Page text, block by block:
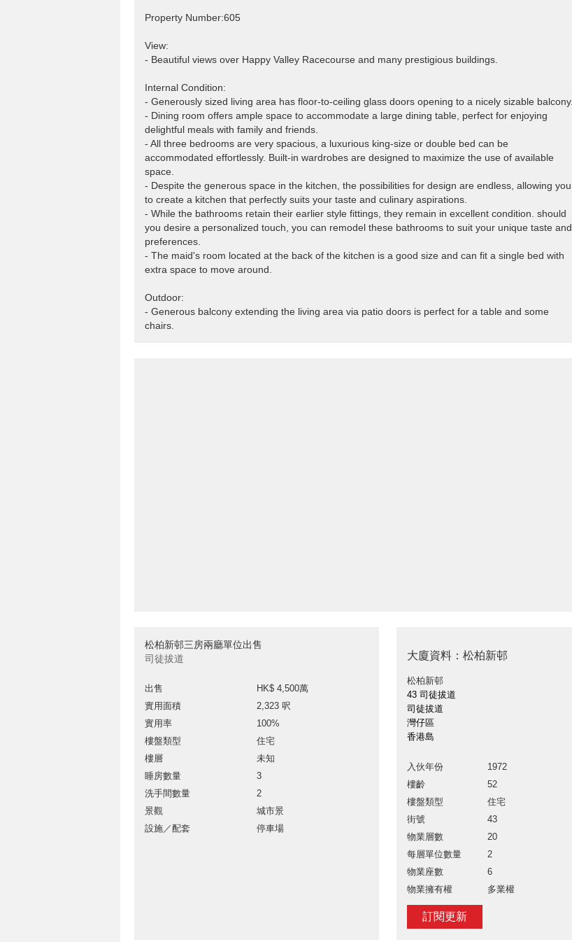
Property Number:605
View:
- Beautiful views over Happy Valley Racecourse and many prestigious buildings.
Internal Condition:
- Generously sized living area has floor-to-ceiling glass doors opening to a nicely sizable balcony.
- Dining room offers ample space to accommodate a large dining table, perfect for enjoying
delightful meals with family and friends.
- All three bedrooms are very spacious, a luxurious king-size or double bed can be
accommodated effortlessly. Built-in wardrobes are designed to maximize the use of available
space.
- Despite the generous space in the kitchen, the possibilities for design are endless, allowing you
to create a kitchen that perfectly suits your taste and culinary aspirations.
- While the bathrooms retain their earlier style fittings, they remain in excellent condition. should
you desire a personalized touch, you can remodel these bathrooms to suit your unique taste and
preferences.
- The maid's room located at the back of the kitchen is a good size and can fit a single bed with
extra space to move around.
Outdoor:
- Generous balcony extending the living area via patio doors is perfect for a table and some
chairs.
松柏新邨三房兩廳單位出售
司徒拔道
出售
HK$ 4,500萬
實用面積
2,323 呎
實用率
100%
樓盤類型
住宅
樓層
未知
睡房數量
3
洗手間數量
2
景觀
城市景
設施／配套
停車場
大廈資料：松柏新邨
松柏新邨
43 司徒拔道
司徒拔道
灣仔區
香港島
入伙年份
1972
樓齡
52
樓盤類型
住宅
街號
43
物業層數
20
每層單位數量
2
物業座數
6
物業擁有權
多業權
訂閱更新